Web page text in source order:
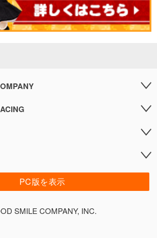
PC版を表示
SMILE COMPANY, INC.